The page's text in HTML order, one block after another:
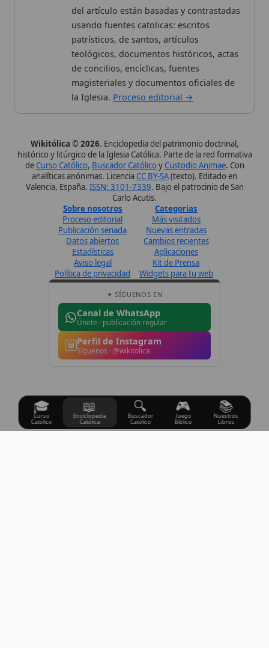
Política de privacidad
Widgets para tu web
Canal de WhatsApp
Únete · publicación regular
Perfil de Instagram
Síguenos · @wikitolica